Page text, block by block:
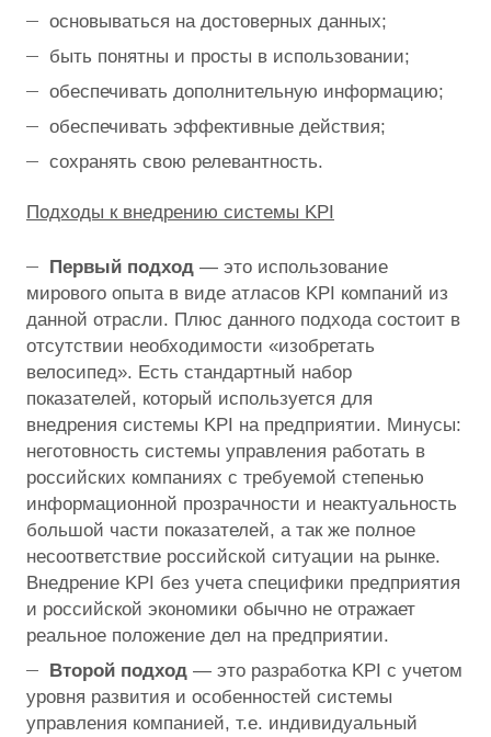
основываться на достоверных данных;
быть понятны и просты в использовании;
обеспечивать дополнительную информацию;
обеспечивать эффективные действия;
сохранять свою релевантность.
Подходы к внедрению системы KPI
Первый подход — это использование
мирового опыта в виде атласов KPI компаний из
данной отрасли. Плюс данного подхода состоит в
отсутствии необходимости «изобретать
велосипед». Есть стандартный набор
показателей, который используется для
внедрения системы KPI на предприятии. Минусы:
неготовность системы управления работать в
российских компаниях с требуемой степенью
информационной прозрачности и неактуальность
большой части показателей, а так же полное
несоответствие российской ситуации на рынке.
Внедрение KPI без учета специфики предприятия
и российской экономики обычно не отражает
реальное положение дел на предприятии.
Второй подход — это разработка KPI с учетом
уровня развития и особенностей системы
управления компанией, т.е. индивидуальный